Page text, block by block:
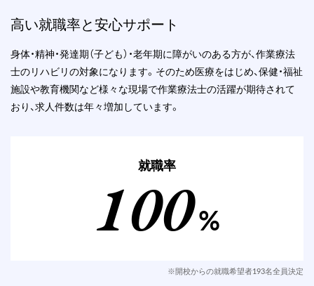
高い就職率と安心サポート
身体・精神・発達期（子ども）・老年期に障がいのある方が、作業療法
士のリハビリの対象になります。 そのため医療をはじめ、保健・福祉
施設や教育機関など様々な現場で作業療法士の活躍が期待されて
おり、求人件数は年々増加しています。
就職率
100 %
※開校からの就職希望者193名全員決定